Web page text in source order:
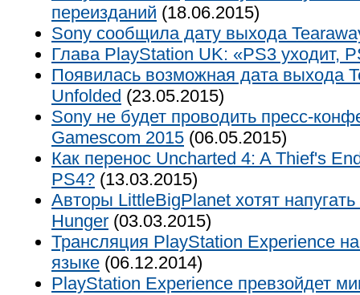
переизданий (18.06.2015)
Sony сообщила дату выхода
Глава PlayStation UK: «PS3 уходит,
Появилась возможная дата выхода
Unfolded (23.05.2015)
Sony не будет проводить пресс-
Gamescom 2015 (06.05.2015)
Как перенос Uncharted 4: A Thief's
PS4? (13.03.2015)
Авторы LittleBigPlanet хотят напугать
Hunger (03.03.2015)
Трансляция PlayStation Experience
языке (06.12.2014)
PlayStation Experience превзойдет